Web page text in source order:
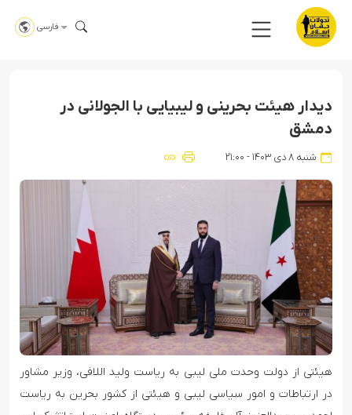
فارسی
دیدار هیئت بحرینی و لیبیایی با الجولانی در
دمشق
شنبه ۸ دی ۱۴۰۳ - ۲۱:۰۰
هیئتی از دولت وحدت ملی لیبی به ریاست ولید اللافی، وزیر مشاور
در ارتباطات و امور سیاسی لیبی و هیئتی از کشور بحرین به ریاست